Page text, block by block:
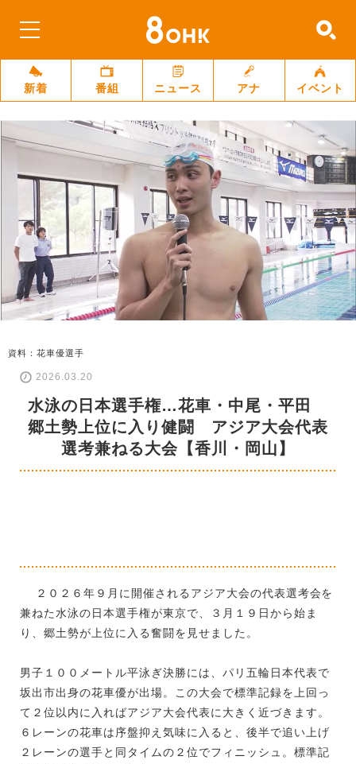
新着 番組 ニュース アナ イベント
資料：花車優選手
2026.03.20
水泳の日本選手権…花車・中尾・平田
郷土勢上位に入り健闘 アジア大会代表
選考兼ねる大会【香川・岡山】
２０２６年９月に開催されるアジア大会の代表選考会を
兼ねた水泳の日本選手権が東京で、３月１９日から始ま
り、郷土勢が上位に入る奮闘を見せました。
男子１００メートル平泳ぎ決勝には、パリ五輪日本代表で
坂出市出身の花車優が出場。この大会で標準記録を上回っ
て２位以内に入ればアジア大会代表に大きく近づきます。
６レーンの花車は序盤抑え気味に入ると、後半で追い上げ
２レーンの選手と同タイムの２位でフィニッシュ。標準記